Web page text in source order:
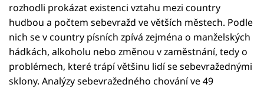
rozhodli prokázat existenci vztahu mezi country
hudbou a počtem sebevražd ve větších městech. Podle
nich se v country písních zpívá zejména o manželských
hádkách, alkoholu nebo změnou v zaměstnání, tedy o
problémech, které trápí většinu lidí se sebevražednými
sklony. Analýzy sebevražedného chování ve 49